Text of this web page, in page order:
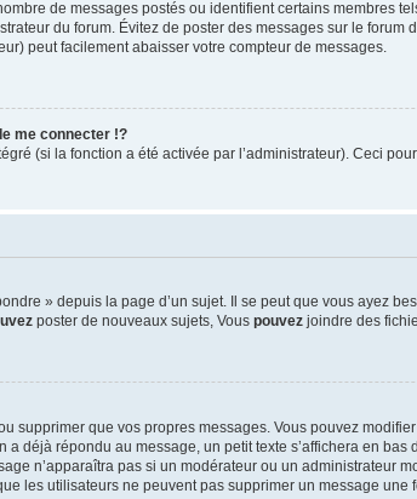
de messages postés ou identifient certains membres
du forum. Évitez de poster des messages sur le
peut facilement abaisser votre compteur de messages.
me connecter !?
(si la fonction a été activée par l’administrateur). Ceci
» depuis la page d’un sujet. Il se peut que vous ayez
poster de nouveaux sujets, Vous pouvez joindre des
supprimer que vos propres messages. Vous pouvez
déjà répondu au message, un petit texte s’affichera en
n’apparaîtra pas si un modérateur ou un administrateur
les utilisateurs ne peuvent pas supprimer un message une